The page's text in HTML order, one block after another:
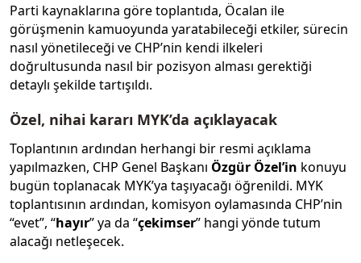
Parti kaynaklarına göre toplantıda, Öcalan ile
görüşmenin kamuoyunda yaratabileceği etkiler, sürecin
nasıl yönetileceği ve CHP’nin kendi ilkeleri
doğrultusunda nasıl bir pozisyon alması gerektiği
detaylı şekilde tartışıldı.
Özel, nihai kararı MYK’da açıklayacak
Toplantının ardından herhangi bir resmi açıklama
yapılmazken, CHP Genel Başkanı Özgür Özel’in konuyu
bugün toplanacak MYK’ya taşıyacağı öğrenildi. MYK
toplantısının ardından, komisyon oylamasında CHP’nin
“evet”, “hayır” ya da “çekimser” hangi yönde tutum
alacağı netleşecek.